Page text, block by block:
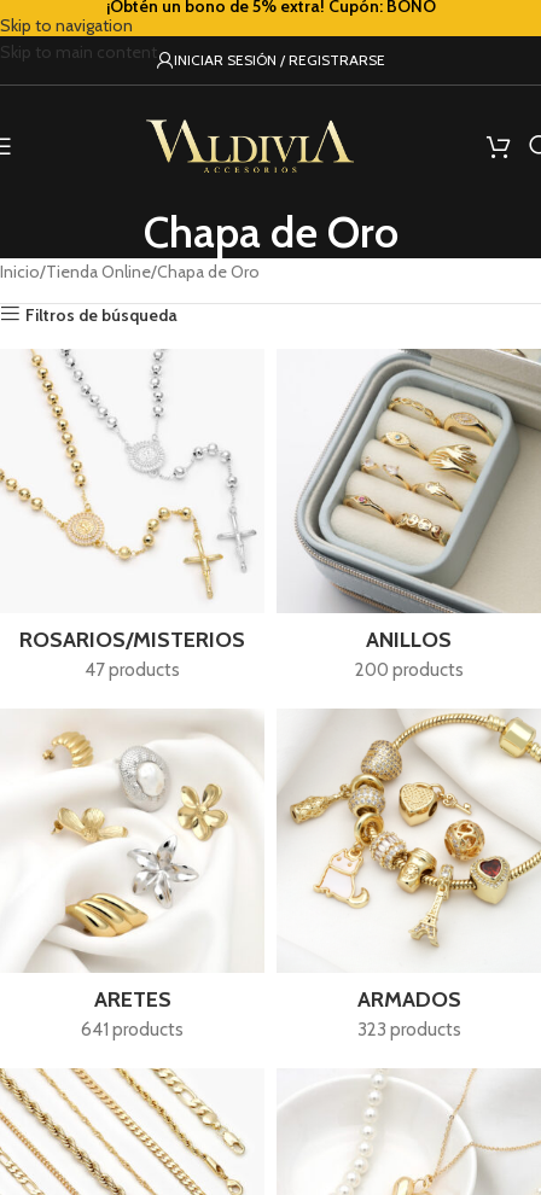
Skip to navigation
Skip to main content
¡Obtén un bono de 5% extra! Cupón: BONO
INICIAR SESIÓN / REGISTRARSE
Chapa de Oro
Inicio Tienda Online Chapa de Oro
Filtros de búsqueda
ROSARIOS/MISTERIOS
47 products
ANILLOS
200 products
ARETES
641 products
ARMADOS
323 products